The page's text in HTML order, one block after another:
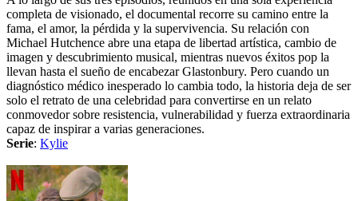
completa de visionado, el documental recorre su camino entre la
fama, el amor, la pérdida y la supervivencia. Su relación con
Michael Hutchence abre una etapa de libertad artística, cambio de
imagen y descubrimiento musical, mientras nuevos éxitos pop la
llevan hasta el sueño de encabezar Glastonbury. Pero cuando un
diagnóstico médico inesperado lo cambia todo, la historia deja de ser
solo el retrato de una celebridad para convertirse en un relato
conmovedor sobre resistencia, vulnerabilidad y fuerza extraordinaria
capaz de inspirar a varias generaciones.
Serie: Kylie